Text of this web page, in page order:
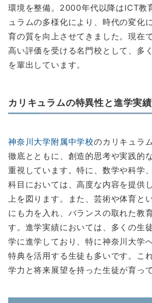
環境を整備。2000年代以降はICT教
ュラムの多様化により、時代の変化
育の質を向上させてきました。現在
高い評価を受ける名門校として、多
を輩出しています。
カリキュラムの特異性と進学実績
神奈川大学附属中学校のカリキュラ
徹底とともに、創造的思考や実践的
重視しています。特に、数学や科学
科目においては、高度な内容を提供
上を図ります。また、芸術や体育と
にも力を入れ、バランスの取れた教
す。進学実績においては、多くの生
学に進学しており、特に神奈川大学
特典を活用する生徒も多いです。こ
学力と将来展望を持った生徒が育っ